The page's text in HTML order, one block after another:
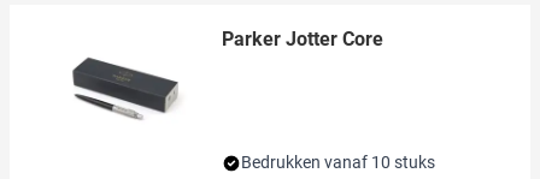
Parker Jotter Core
Bedrukken vanaf 10 stuks